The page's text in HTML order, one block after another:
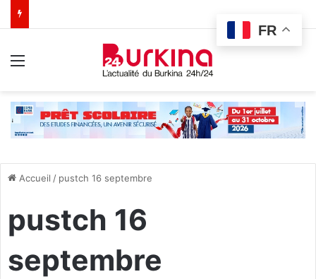
Accueil / pustch 16 septembre
pustch 16
septembre
FR